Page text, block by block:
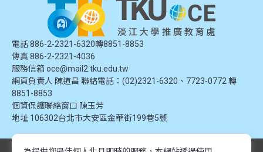
電話 886-2-2321-6320轉8851-8853
傳真 886-2-2321-4036
服務信箱 oce@mail2.tku.edu.tw
網頁負責人 陳道昌 聯絡電話：(02)2321-6320、7723-0772 轉
8851-8853
個資保護聯絡窗口 陳玉芳
地址 106302台北市大安區金華街199巷5號